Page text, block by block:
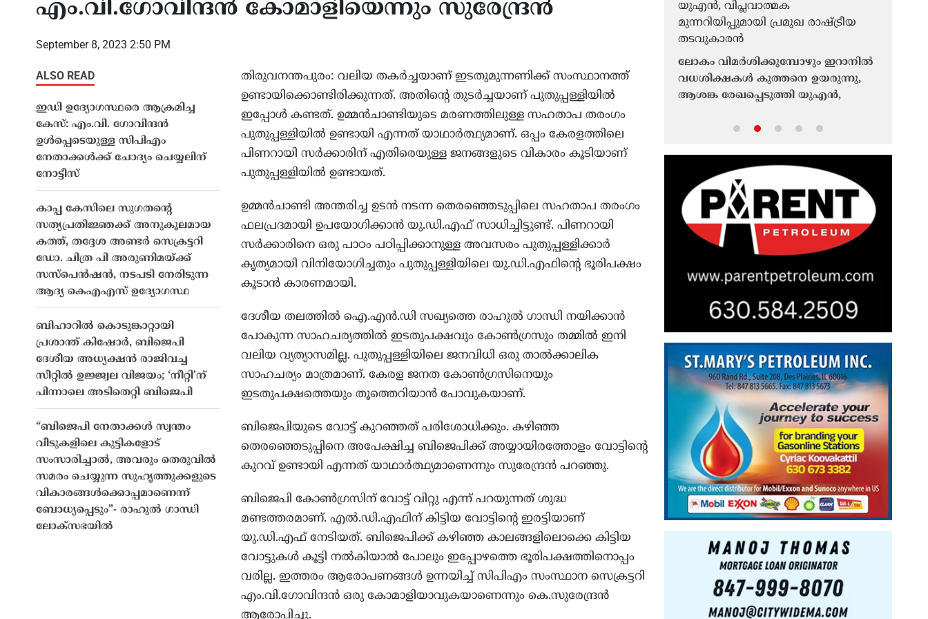
എം.വി.ഗോവിന്ദന്‍ കോമാളിയെന്നും സുരേന്ദ്രന്‍
September 8, 2023 2:50 PM
തിരുവനന്തപുരം: വലിയ തകര്‍ച്ചയാണ് ഇടതുമുന്നണിക്ക് സംസ്ഥാനത്ത്
ഉണ്ടായിക്കൊണ്ടിരിക്കുന്നത്. അതിന്റെ തുടര്‍ച്ചയാണ് പുതുപ്പള്ളിയില്‍
ഇപ്പോള്‍ കണ്ടത്. ഉമ്മന്‍ചാണ്ടിയുടെ മരണത്തിലുള്ള സഹതാപ തരംഗം
പുതുപ്പള്ളിയില്‍ ഉണ്ടായി എന്നത് യാഥാര്‍ത്ഥ്യമാണ്. ഒപ്പം കേരളത്തിലെ
പിണറായി സര്‍ക്കാരിന് എതിരെയുള്ള ജനങ്ങളുടെ വികാരം കൂടിയാണ്
പുതുപ്പള്ളിയില്‍ ഉണ്ടായത്.
ഉമ്മന്‍ചാണ്ടി അന്തരിച്ച ഉടന്‍ നടന്ന തെരഞ്ഞെടുപ്പിലെ സഹതാപ തരംഗം
ഫലപ്രദമായി ഉപയോഗിക്കാന്‍ യു.ഡി.എഫ് സാധിച്ചിട്ടുണ്ട്. പിണറായി
സര്‍ക്കാരിനെ ഒരു പാഠം പഠിപ്പിക്കാനുള്ള അവസരം പുതുപ്പള്ളിക്കാര്‍
കൃത്യമായി വിനിയോഗിച്ചതും പുതുപ്പള്ളിയിലെ യു.ഡി.എഫിന്റെ ഭൂരിപക്ഷം
കൂടാന്‍ കാരണമായി.
ദേശീയ തലത്തില്‍ ഐ.എന്‍.ഡി സഖ്യത്തെ രാഹുല്‍ ഗാന്ധി നയിക്കാന്‍
പോകുന്ന സാഹചര്യത്തില്‍ ഇടതുപക്ഷവും കോണ്‍ഗ്രസും തമ്മില്‍ ഇനി
വലിയ വ്യത്യാസമില്ല. പുതുപ്പള്ളിയിലെ ജനവിധി ഒരു താല്‍ക്കാലിക
സാഹചര്യം മാത്രമാണ്. കേരള ജനത കോണ്‍ഗ്രസിനെയും
ഇടതുപക്ഷത്തെയും തൂത്തെറിയാന്‍ പോവുകയാണ്.
ബിജെപിയുടെ വോട്ട് കുറഞ്ഞത് പരിശോധിക്കും. കഴിഞ്ഞ
തെരഞ്ഞെടുപ്പിനെ അപേക്ഷിച്ച ബിജെപിക്ക് അയ്യായിരത്തോളം വോട്ടിന്റെ
കുറവ് ഉണ്ടായി എന്നത് യാഥാര്‍ത്ഥ്യമാണെന്നും സുരേന്ദ്രന്‍ പറഞ്ഞു.
ബിജെപി കോണ്‍ഗ്രസിന് വോട്ട് വിറ്റു എന്ന് പറയുന്നത് ശുദ്ധ
മണ്ടത്തരമാണ്. എല്‍.ഡി.എഫിന് കിട്ടിയ വോട്ടിന്റെ ഇരട്ടിയാണ്
യു.ഡി.എഫ് നേടിയത്. ബിജെപിക്ക് കഴിഞ്ഞ കാലങ്ങളിലൊക്കെ കിട്ടിയ
വോട്ടുകള്‍ കൂട്ടി നല്‍കിയാല്‍ പോലും ഇപ്പോഴത്തെ ഭൂരിപക്ഷത്തിനൊപ്പം
വരില്ല. ഇത്തരം ആരോപണങ്ങള്‍ ഉന്നയിച്ച് സിപിഎം സംസ്ഥാന സെക്രട്ടറി
എം.വി.ഗോവിന്ദന്‍ ഒരു കോമാളിയാവുകയാണെന്നും കെ.സുരേന്ദ്രന്‍
ആരോപിച്ചു.
ALSO READ
ഇഡി ഉദ്യോഗസ്ഥരെ ആക്രമിച്ച
കേസ്: എം.വി. ഗോവിന്ദൻ
ഉൾപ്പെടെയുള്ള സിപിഎം
നേതാക്കൾക്ക് ചോദ്യം ചെയ്യലിന്
നോട്ടീസ്
കാപ്പ കേസിലെ സുഗതന്‍റെ
സത്യപ്രതിജ്ഞക്ക് അനുകൂലമായ
കത്ത്, തദ്ദേശ അണ്ടർ സെക്രട്ടറി
ഡോ. ചിത്ര പി അരുണിമയ്ക്ക്
സസ്പെൻഷൻ, നടപടി നേരിടുന്ന
ആദ്യ കെഎഎസ് ഉദ്യോഗസ്ഥ
ബിഹാറിൽ കൊടുങ്കാറ്റായി
പ്രശാന്ത് കിഷോർ, ബിജെപി
ദേശീയ അധ്യക്ഷൻ രാജിവച്ച
സീറ്റിൽ ഉജ്ജ്വല വിജയം; ‘നീറ്റി’ന്
പിന്നാലെ അടിതെറ്റി ബിജെപി
“ബിജെപി നേതാക്കൾ സ്വന്തം
വീടുകളിലെ കുട്ടികളോട്
സംസാരിച്ചാൽ, അവരും തെരുവിൽ
സമരം ചെയ്യുന്ന സുഹൃത്തുക്കളുടെ
വികാരങ്ങൾക്കൊപ്പമാണെന്ന്
ബോധ്യപ്പെടും”- രാഹുൽ ഗാന്ധി
ലോക്‌സഭയിൽ
ചർച്ചകൾ
ഇറാനെ അതിന് അനുവദിക്കരുത്,
ഹോർമുസിൽ ടോൾ പിരിവിനെതിരെ
ഐക്യരാഷ്ട്രസഭയോട് ആഗോള
ഷിപ്പിംഗ് അസോസിയേഷനുകൾ;
ഇറാന് നയതന്ത്ര നേട്ടമെന്ന് സൂചന
അമേരിക്കയിലെ 15 സംസ്ഥാനങ്ങളിൽ
സൈക്ലോസ്പോറിയാസിസ് പടരുന്നു:
രണ്ടു മരണം, ജാഗ്രതാ നിർദ്ദേശം
നൽകി സെന്റർസ് ഫോർ ഡിസീസ്
കൺട്രോൾ
ജനങ്ങൾ ട്രംപിനെതിരെ, നെഞ്ചിടിപ്പ്
കൂട്ടുന്ന സർവേ ഫലം!
യുദ്ധനയങ്ങൾക്കെതിരെ കടുത്ത
അമർഷം; ജനവികാരം
ഡെമോക്രാറ്റുകൾക്ക്
അനുകൂലമാകുന്നു
ലോകം വിമർശിക്കുമ്പോഴും ഇറാനിൽ
വധശിക്ഷകൾ കുത്തനെ ഉയരുന്നു,
ആശങ്ക രേഖപ്പെടുത്തി യുഎൻ,
രാഷ്ട്രീയ തടവുകാരൻ